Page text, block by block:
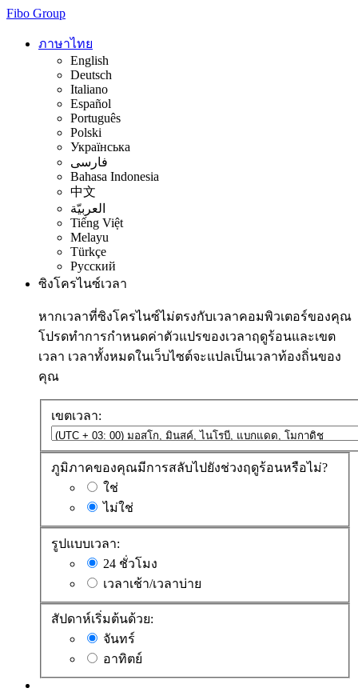
Fibo Group
ภาษาไทย
English
Deutsch
Italiano
Español
Português
Polski
Українська
فارسی
Bahasa Indonesia
中文
العربيّة
Tiếng Việt
Melayu
Türkçe
Русский
ซิงโครไนซ์เวลา
หากเวลาที่ซิงโครไนซ์ไม่ตรงกับเวลาคอมพิวเตอร์ของคุณ
โปรดทำการกำหนดค่าตัวแปรของเวลาฤดูร้อนและเขต
เวลา เวลาทั้งหมดในเว็บไซต์จะแปลเป็นเวลาท้องถิ่นของ
คุณ
เขตเวลา:
ภูมิภาคของคุณมีการสลับไปยังช่วงฤดูร้อนหรือไม่?
ใช่
ไม่ใช่
รูปแบบเวลา:
24 ชั่วโมง
เวลาเช้า/เวลาบ่าย
สัปดาห์เริ่มต้นด้วย:
จันทร์
อาทิตย์